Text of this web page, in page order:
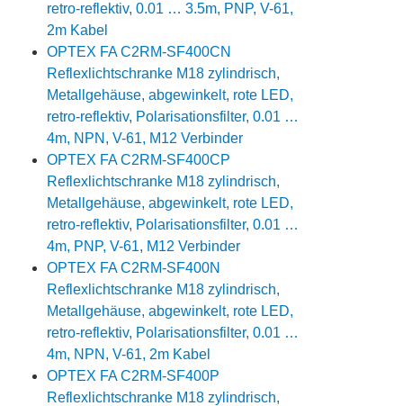
retro-reflektiv, 0.01 … 3.5m, PNP, V-61,
2m Kabel
OPTEX FA C2RM-SF400CN
Reflexlichtschranke M18 zylindrisch,
Metallgehäuse, abgewinkelt, rote LED,
retro-reflektiv, Polarisationsfilter, 0.01 …
4m, NPN, V-61, M12 Verbinder
OPTEX FA C2RM-SF400CP
Reflexlichtschranke M18 zylindrisch,
Metallgehäuse, abgewinkelt, rote LED,
retro-reflektiv, Polarisationsfilter, 0.01 …
4m, PNP, V-61, M12 Verbinder
OPTEX FA C2RM-SF400N
Reflexlichtschranke M18 zylindrisch,
Metallgehäuse, abgewinkelt, rote LED,
retro-reflektiv, Polarisationsfilter, 0.01 …
4m, NPN, V-61, 2m Kabel
OPTEX FA C2RM-SF400P
Reflexlichtschranke M18 zylindrisch,